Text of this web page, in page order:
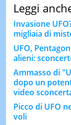
Leggi
Invasione
migliaia di
UFO,
alieni:
Ammasso di
dopo un
video
Picco di UFO
voli